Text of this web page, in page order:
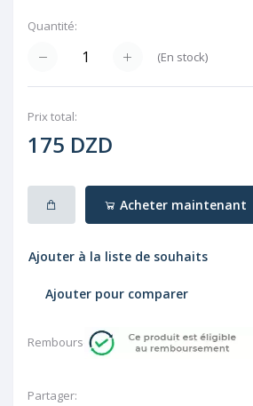
Quantité:
(En stock)
Prix ​​total:
175 DZD
Acheter maintenant
Ajouter à la liste de souhaits
Ajouter pour comparer
Rembourser:
Partager: